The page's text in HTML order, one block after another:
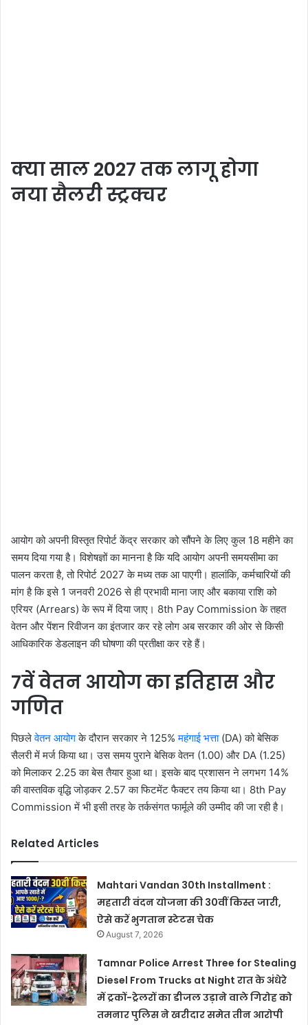
क्या साल 2027 तक लागू होगा
नया सैलरी स्ट्रक्चर
आयोग को अपनी विस्तृत रिपोर्ट केंद्र सरकार को सौंपने के लिए कुल 18 महीने का
समय दिया गया है। विशेषज्ञों का मानना है कि यदि आयोग अपनी समयसीमा का
पालन करता है, तो रिपोर्ट 2027 के मध्य तक आ पाएगी। हालांकि, कर्मचारियों की
मांग है कि इसे 1 जनवरी 2026 से ही प्रभावी माना जाए और बकाया राशि को
एरियर (Arrears) के रूप में दिया जाए। 8th Pay Commission के तहत
वेतन और पेंशन रिवीजन का इंतजार कर रहे लोग अब सरकार की ओर से किसी
आधिकारिक डेडलाइन की घोषणा की प्रतीक्षा कर रहे हैं।
7वें वेतन आयोग का इतिहास और
गणित
पिछलेवेतन आयोगके दौरान सरकार ने 125%महंगाई भत्ता(DA) को बेसिक
सैलरी में मर्ज किया था। उस समय पुराने बेसिक वेतन (1.00) और DA (1.25)
को मिलाकर 2.25 का बेस तैयार हुआ था। इसके बाद प्रशासन ने लगभग 14%
की वास्तविक वृद्धि जोड़कर 2.57 का फिटमेंट फैक्टर तय किया था। 8th Pay
Commission में भी इसी तरह के तर्कसंगत फार्मूले की उम्मीद की जा रही है।
Related Articles
Mahtari Vandan 30th Installment :
महतारी वंदन योजना की 30वीं किस्त जारी,
ऐसे करें भुगतान स्टेटस चेक
August 7, 2026
Tamnar Police Arrest Three for Stealing
Diesel From Trucks at Night रात के अंधेरे
में ट्रकों-ट्रेलरों का डीजल उड़ाने वाले गिरोह को
तमनार पुलिस ने खरीदार समेत तीन आरोपी